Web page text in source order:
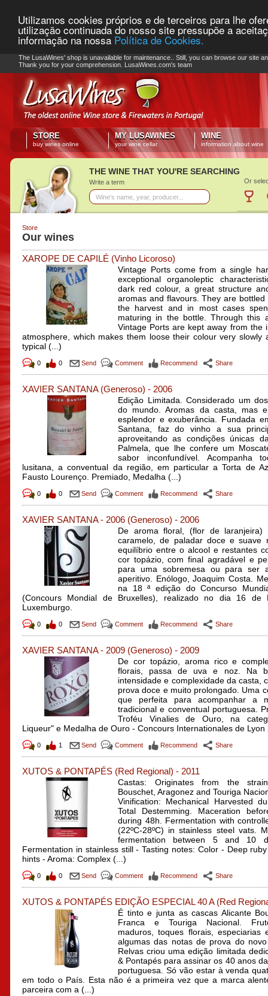
Utilizamos cookies próprios e de terceiros para lhe
utilização continuada do nosso site pressupõe a
informação na nossa Política de Cookies.
PLEASE NOTE: Checkout unavailable
The LusaWines' shop is unavailable for maintenance.. Still, you can browse our site
Thank you for your comprehension. LusaWines.com's team
STORE
buy wines online
MY LUSAWINES
your wine cellar
WINE
information about wine
THE WINE THAT YOU'RE SEARCHING
Write a term Or
Store
Our wines
XAROPE DE CAPILÉ (Vinho Licoroso)
Vintage Ports come from a single
exceptional organoleptic
dark red colour, a great structure
aromas and flavours. They are bottled
the harvest and in most cases
maturing in the bottle. Through this
Vintage Ports are kept away from the
atmosphere, which makes them loose their colour very slowly
typical (...)
0 0 Send Comment Recommend Share
XAVIER SANTANA(Generoso) - 2006
Edição Limitada. Considerado um
do mundo. Aromas da casta, mas
esplendor e exuberância. Fundada
Santana, faz do vinho a sua
aproveitando as condições únicas
Palmela, que lhe confere um
sabor inconfundível. Acompanha
lusitana, a conventual da região, em particular a Torta de
Fausto Lourenço. Premiado, Medalha (...)
0 0 Send Comment Recommend Share
XAVIER SANTANA - 2006 (Generoso) - 2006
De aroma floral, (flor de laranjeira)
caramelo, de paladar doce e suave
equilíbrio entre o alcool e restantes
cor topázio, com final agradável e
para uma sobremesa ou para ser
aperitivo. Enólogo, Joaquim Costa.
na 18 ª edição do Concurso
(Concours Mondial de Bruxelles), realizado no dia 16 de
Luxemburgo.
0 0 Send Comment Recommend Share
XAVIER SANTANA - 2009 (Generoso) - 2009
De cor topázio, aroma rico e
florais, passa de uva e noz. Na
intensidade e complexidade da casta,
prova doce e muito prolongado. Uma
que perfeita para acompanhar a
tradicional e conventual portuguesa.
Troféu Vinalies de Ouro, na
Liqueur" e Medalha de Ouro - Concours Internationales de Lyon
0 1 Send Comment Recommend Share
XUTOS & PONTAPÉS (Red Regional) - 2011
Castas: Originates from the
Bouschet, Aragonez and Touriga
Vinification: Mechanical Harvested
Total Destemming. Maceration
during 48h. Fermentation with
(22ºC-28ºC) in stainless steel vats.
fermentation between 5 and 10
Fermentation in stainless still - Tasting notes: Color - Deep
hints - Aroma: Complex (...)
0 0 Send Comment Recommend Share
XUTOS & PONTAPÉS EDIÇÃO ESPECIAL 40 A(Red
É tinto e junta as cascas Alicante
Franca e Touriga Nacional.
maduros, toques florais, especiarias
algumas das notas de prova do
Relvas criou uma edição limitada
& Pontapés para assinar os 40 anos
portuguesa. Só vão estar à venda
em todo o País. Esta não é a primeira vez que a marca
parceira com a (...)